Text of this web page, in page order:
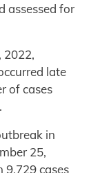
assessed for
2022,
late
of cases
in
25,
9,729 cases